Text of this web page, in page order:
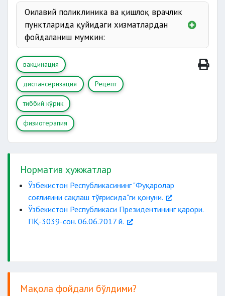
Оилавий поликлиника ва қишлоқ врачлик
пунктларида қуйидаги хизматлардан
фойдаланиш мумкин:
беморни кўрикдан
никоҳга киришаётган
ЭКГ УЗИ
кичик
туғишдан аввалги
патронаж
вакцинация
диспансеризация Рецепт
тиббий кўрик
физиотерапия
Норматив ҳужжатлар
Ўзбекистон Республикасининг "Фуқаролар
соғлиғини сақлаш тўғрисида"ги қонуни.
Ўзбекистон Республикаси Президентининг қарори.
ПҚ-3039-сон. 06.06.2017 й.
Мақола фойдали бўлдими?